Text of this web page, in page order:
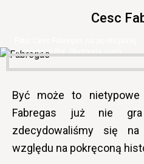
Cesc
prezentacji (fot. Skysports.com)
Być może to
Fabregas już nie
zdecydowaliśmy się
względu na pokręconą